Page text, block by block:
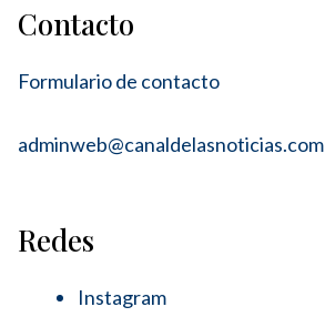
Contacto
Formulario de contacto
adminweb@canaldelasnoticias.com
Redes
Instagram